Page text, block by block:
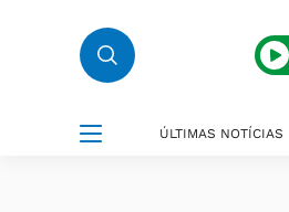
ÚLTIMAS NOTÍCIAS